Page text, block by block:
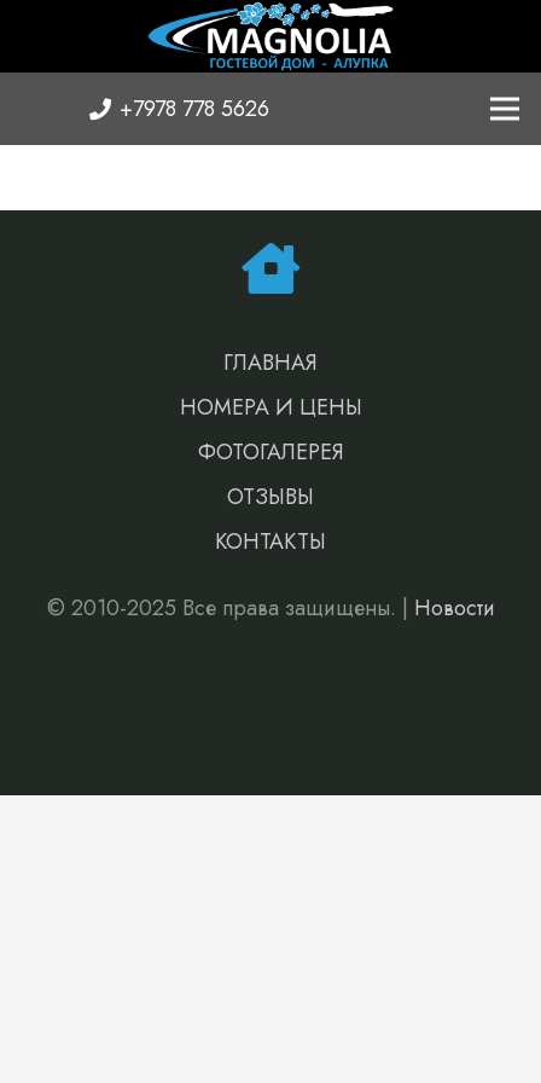
+7978 778 5626
ГЛАВНАЯ
НОМЕРА И ЦЕНЫ
ФОТОГАЛЕРЕЯ
ОТЗЫВЫ
КОНТАКТЫ
© 2010-2025 Все права защищены. | Новости